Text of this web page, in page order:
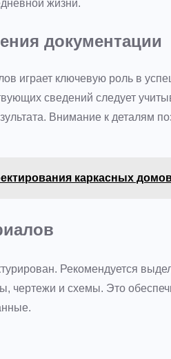
жизни.
документации
играет ключевую роль в
сведений следует
Внимание к деталям
каркасных
Рекомендуется
чертежи и схемы. Это